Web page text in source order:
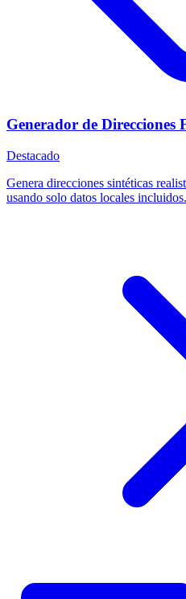
Generador de Direcciones
Destacado
Genera direcciones sintéticas
usando solo datos locales incluidos.